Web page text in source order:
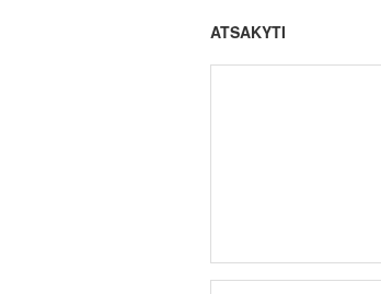
ATSAKYTI